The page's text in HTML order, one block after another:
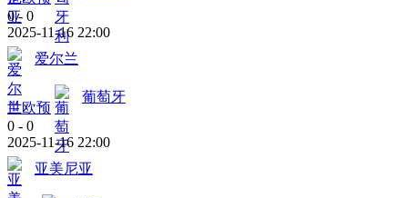
0 - 0
2025-11-16 22:00
爱尔兰
世欧预
葡萄牙
0 - 0
2025-11-16 22:00
亚美尼亚